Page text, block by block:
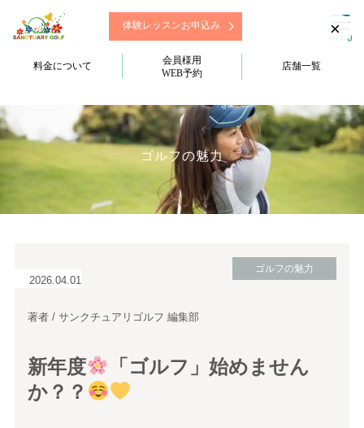
体験レッスンお申込み
料金について
会員様用
WEB予約
店舗一覧
ゴルフの魅力
2026.04.01
ゴルフの魅力
著者 / サンクチュアリゴルフ 編集部
新年度
「ゴルフ」始めません
か？？
×